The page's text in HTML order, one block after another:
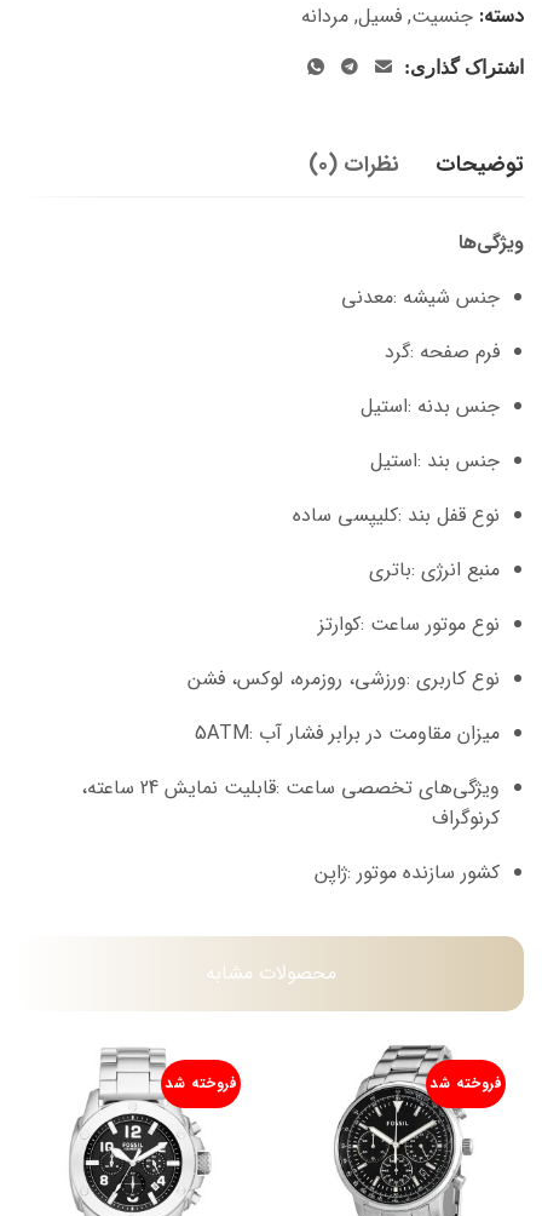
دسته: جنسیت, فسیل, مردانه
اشتراک گذاری:
توضیحات نظرات (0)
ویژگی‌ها
جنس شیشه :معدنی
فرم صفحه :گرد
جنس بدنه :استیل
جنس بند :استیل
نوع قفل بند :کلیپسی ساده
منبع انرژی :باتری
نوع موتور ساعت :کوارتز
نوع کاربری :ورزشی، روزمره، لوکس، فشن
میزان مقاومت در برابر فشار آب :5ATM
ویژگی‌های تخصصی ساعت :قابلیت نمایش 24 ساعته،
کرنوگراف
کشور سازنده موتور :ژاپن
محصولات مشابه
فروخته شد فروخته شد